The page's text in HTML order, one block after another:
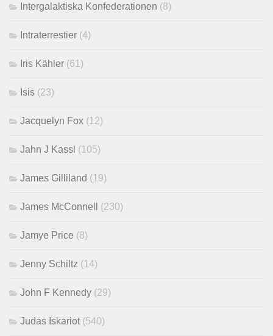
Intergalaktiska Konfederationen (8)
Intraterrestier (4)
Iris Kähler (61)
Isis (23)
Jacquelyn Fox (12)
Jahn J Kassl (105)
James Gilliland (19)
James McConnell (230)
Jamye Price (8)
Jenny Schiltz (14)
John F Kennedy (29)
Judas Iskariot (540)